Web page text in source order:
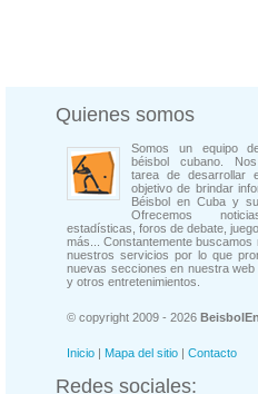
Quienes somos
Somos un equipo
béisbol cubano.
tarea de desarrollar
objetivo de brindar
Béisbol en Cuba y
Ofrecemos
estadísticas, foros de debate,
más... Constantemente buscamos
nuestros servicios por lo que
nuevas secciones en nuestra
y otros entretenimientos.
© copyright 2009 - 2026
Inicio | Mapa del sitio | Contacto
Redes sociales: